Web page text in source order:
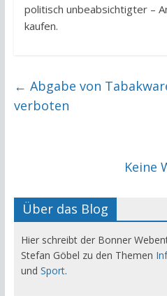
politisch unbeabsichtigter –
kaufen.
← Abgabe von
verboten
Keine
Über das Blog
Hier schreibt der Bonner
Stefan Göbel zu den Themen
und Sport.